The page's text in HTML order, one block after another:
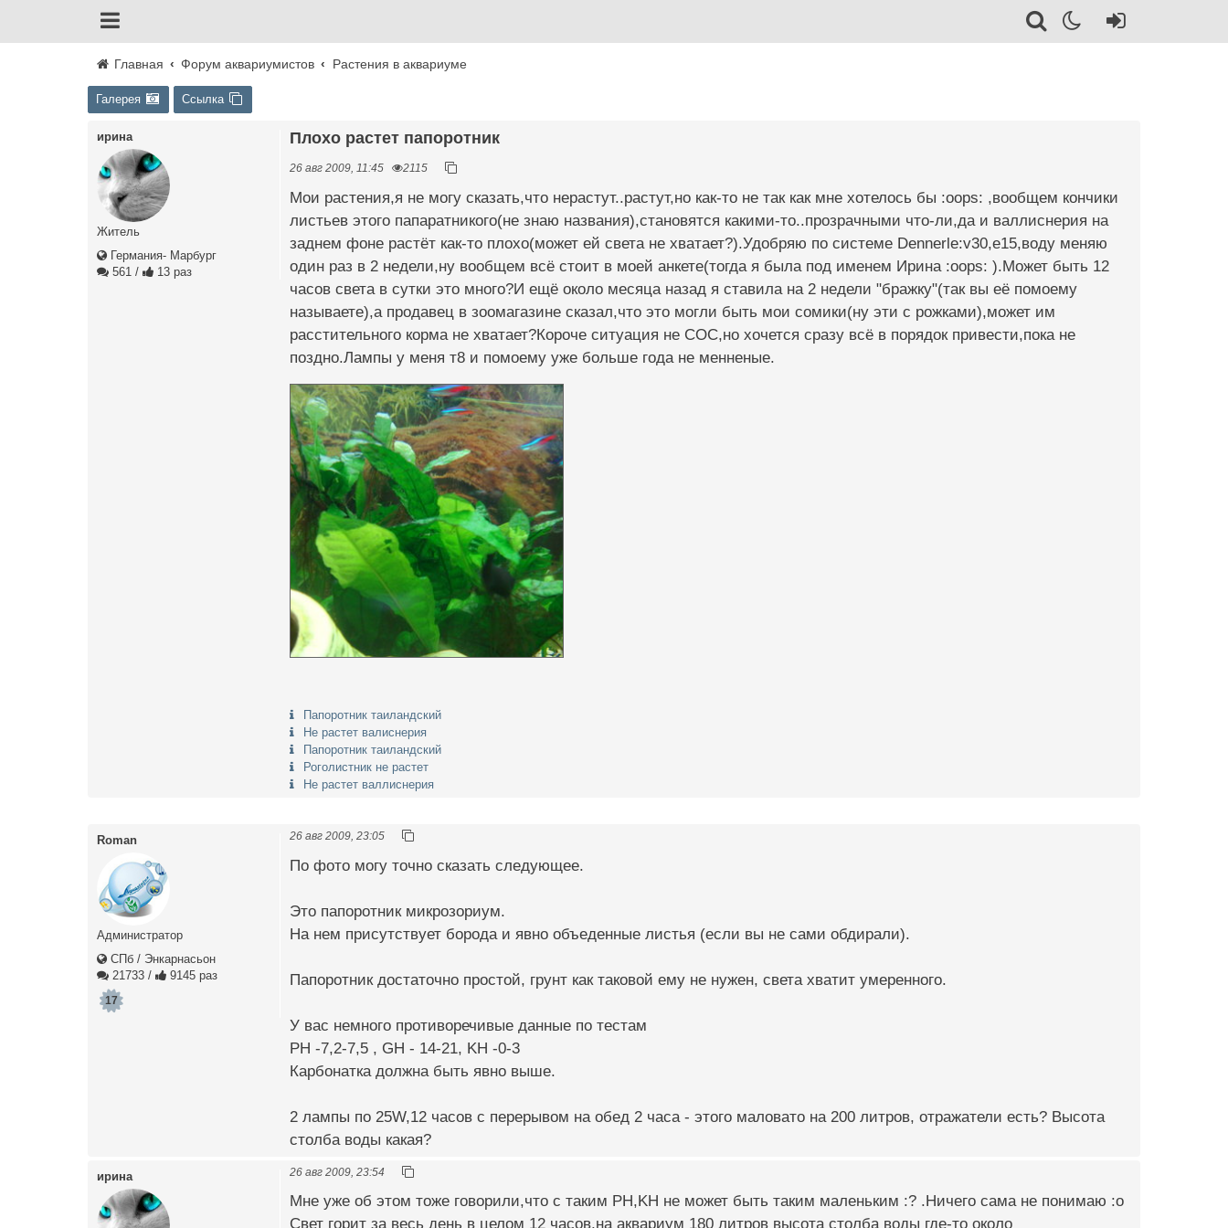
Главная Форум аквариумистов Растения в аквариуме
Галерея Ссылка
ирина
Житель
Германия- Марбург
561 / 13 раз
Плохо растет папоротник
26 авг 2009, 11:45 2115
Мои растения,я не могу сказать,что нерастут..растут,но как-то не так как мне хотелось бы :oops: ,вообщем кончики
листьев этого папаратникого(не знаю названия),становятся какими-то..прозрачными что-ли,да и валлиснерия на
заднем фоне растёт как-то плохо(может ей света не хватает?).Удобряю по системе Dennerle:v30,e15,воду меняю
один раз в 2 недели,ну вообщем всё стоит в моей анкете(тогда я была под именем Ирина :oops: ).Может быть 12
часов света в сутки это много?И ещё около месяца назад я ставила на 2 недели "бражку"(так вы её помоему
называете),а продавец в зоомагазине сказал,что это могли быть мои сомики(ну эти с рожками),может им
расстительного корма не хватает?Короче ситуация не СОС,но хочется сразу всё в порядок привести,пока не
поздно.Лампы у меня т8 и помоему уже больше года не менненые.
Папоротник таиландский
Не растет валиснерия
Папоротник таиландский
Роголистник не растет
Не растет валлиснерия
Roman
Администратор
СПб / Энкарнасьон
21733 / 9145 раз
17
26 авг 2009, 23:05
По фото могу точно сказать следующее.
Это папоротник микрозориум.
На нем присутствует борода и явно объеденные листья (если вы не сами обдирали).
Папоротник достаточно простой, грунт как таковой ему не нужен, света хватит умеренного.
У вас немного противоречивые данные по тестам
PH -7,2-7,5 , GH - 14-21, KH -0-3
Карбонатка должна быть явно выше.
2 лампы по 25W,12 часов с перерывом на обед 2 часа - этого маловато на 200 литров, отражатели есть? Высота
столба воды какая?
ирина 26 авг 2009, 23:54
Мне уже об этом тоже говорили,что с таким PH,KH не может быть таким маленьким :? .Ничего сама не понимаю :o
Свет горит за весь день в целом 12 часов,на аквариум 180 литров высота столба воды где-то около